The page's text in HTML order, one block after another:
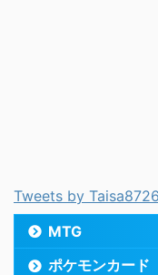
Tweets by
MTG
ポケモンカード